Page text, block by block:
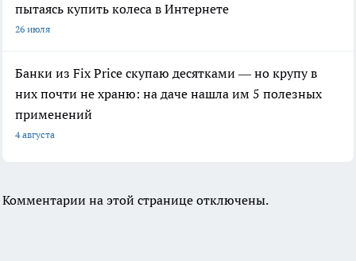
пытаясь купить колеса в Интернете
26 июля
Банки из Fix Price скупаю десятками — но крупу в
них почти не храню: на даче нашла им 5 полезных
применений
4 августа
Комментарии на этой странице отключены.